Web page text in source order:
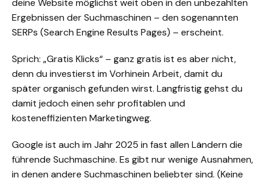
deine Website möglichst weit oben in den unbezahlten
Ergebnissen der Suchmaschinen – den sogenannten
SERPs (Search Engine Results Pages) – erscheint.
Sprich: „Gratis Klicks“ – ganz gratis ist es aber nicht,
denn du investierst im Vorhinein Arbeit, damit du
später organisch gefunden wirst. Langfristig gehst du
damit jedoch einen sehr profitablen und
kosteneffizienten Marketingweg.
Google ist auch im Jahr 2025 in fast allen Ländern die
führende Suchmaschine. Es gibt nur wenige Ausnahmen,
in denen andere Suchmaschinen beliebter sind. (Keine